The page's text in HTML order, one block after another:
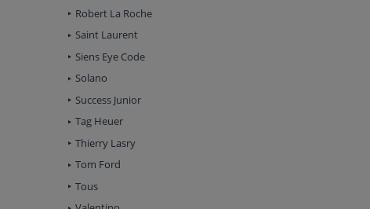
Robert La Roche
Saint Laurent
Siens Eye Code
Solano
Success Junior
Tag Heuer
Thierry Lasry
Tom Ford
Tous